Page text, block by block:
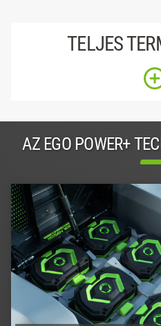
TELJES
AZ EGO POWER+